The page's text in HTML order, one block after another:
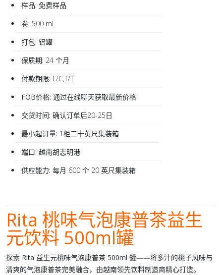
样品: 免费样品
卷: 500 ml
打包: 铝罐
保质期: 24 个月
付款期限: L/C,T/T
FOB价格: 通过在线聊天获取最新价格
交货时间: 确认订单后20-25日
最小起订量: 1柜二十英尺集装箱
端口: 越南胡志明港
供应能力: 每月 600 个 20 英尺集装箱
Rita 桃味气泡康普茶益生
元饮料 500ml罐
探索 Rita 益生元桃味气泡康普茶 500ml 罐——将多汁的桃子风味与
清爽的气泡康普茶完美融合，由越南领先饮料制造商精心打造。